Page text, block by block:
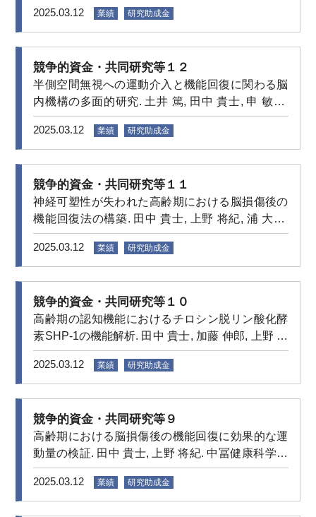
2025.03.12
業績 研究助成金
競争的資金・共同研究等１２
半側空間無視への運動介入と機能回復に関わる脳
内機構の多面的研究. 土井 篤, 田中 貴士, 申 敏哲.
日本学術振興会 科学研究費助成事業 基盤研究 (C).
2023年4月–2026年3月
2025.03.12 業績 研究助成金
競争的資金・共同研究等１１
神経可塑性が失われた高齢期における脳損傷後の
機能回復法の構築. 田中 貴士, 上野 将紀, 浦 大樹.
熊本保健科学大学 教育研究プログラム・拠点研究
プロジェクト (C). 2022年7月–2025年3月
2025.03.12 業績 研究助成金
競争的資金・共同研究等１０
高齢期の認知機能におけるチロシン脱リン酸化酵
素SHP-1の機能解析. 田中 貴士, 加藤 伸郎, 上野 将
紀. 日本学術振興会 科学研究費助成事業 基盤研究
(C). 2020年4月–2024年3月
2025.03.12 業績 研究助成金
競争的資金・共同研究等９
高齢期における脳損傷後の機能回復に効果的な運
動量の検証. 田中 貴士, 上野 将紀. 中冨健康科学振
興財団 研究助成. 2020年3月–2021年9月
2025.03.12
業績 研究助成金